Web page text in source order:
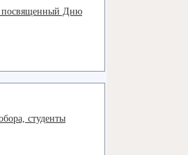
посвященный Дню
студенты